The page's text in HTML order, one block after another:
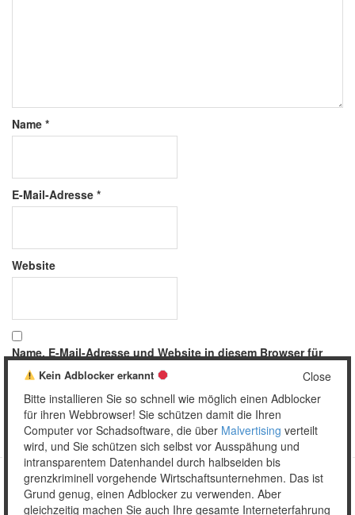
Name *
E-Mail-Adresse *
Website
Name, E-Mail-Adresse und Website in diesem Browser für
meinen nächsten Kommentar speichern.
Copyright © 2026 Unser täglich Spam.
Close
Kein Adblocker erkannt
Bitte installieren Sie so schnell wie möglich einen Adblocker
für ihren Webbrowser! Sie schützen damit die Ihren
Computer vor Schadsoftware, die über Malvertising verteilt
wird, und Sie schützen sich selbst vor Ausspähung und
intransparentem Datenhandel durch halbseiden bis
grenzkriminell vorgehende Wirtschaftsunternehmen. Das ist
Grund genug, einen Adblocker zu verwenden. Aber
gleichzeitig machen Sie auch Ihre gesamte Interneterfahrung